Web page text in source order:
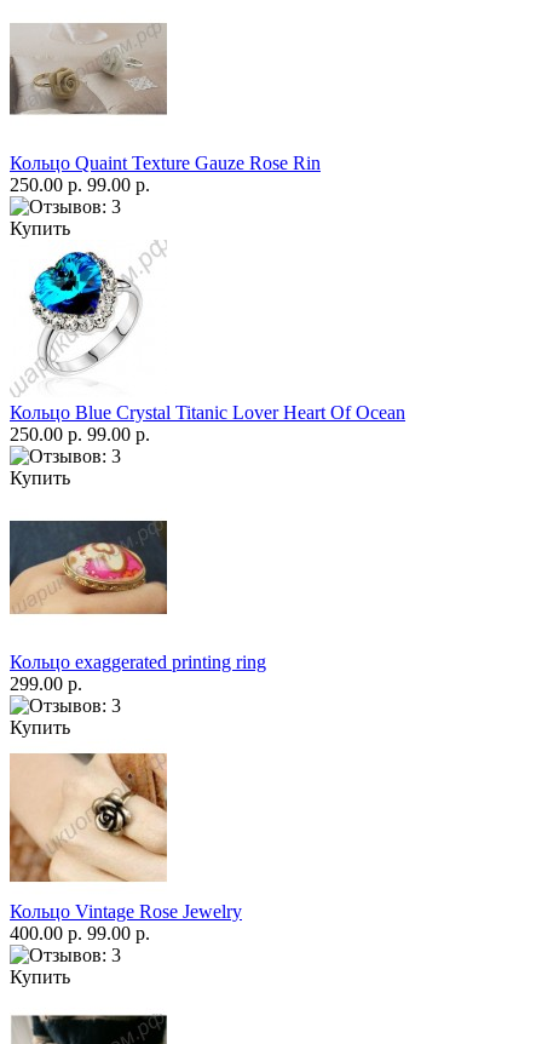
Кольцо Quaint Texture Gauze Rose Rin
250.00 р. 99.00 р.
Купить
Кольцо Blue Crystal Titanic Lover Heart Of Ocean
250.00 р. 99.00 р.
Купить
Кольцо exaggerated printing ring
299.00 р.
Купить
Кольцо Vintage Rose Jewelry
400.00 р. 99.00 р.
Купить